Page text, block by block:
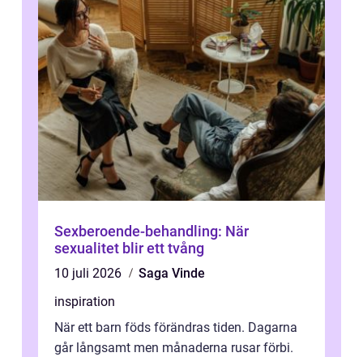
Sexberoende-behandling: När
sexualitet blir ett tvång
10 juli 2026
Saga Vinde
inspiration
När ett barn föds förändras tiden. Dagarna
går långsamt men månaderna rusar förbi.